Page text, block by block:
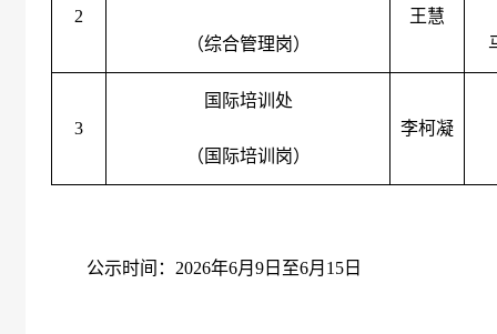
2
（综合管理岗）
王慧
3
国际培训处
（国际培训岗）
李柯凝
公示时间： 2026年6月 9 日至6月 15 日